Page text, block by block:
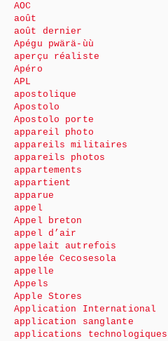
AOC
août
août dernier
Apégu pwärä-ùù
aperçu réaliste
Apéro
APL
apostolique
Apostolo
Apostolo porte
appareil photo
appareils militaires
appareils photos
appartements
appartient
apparue
appel
Appel breton
appel d’air
appelait autrefois
appelée Cecosesola
appelle
Appels
Apple Stores
Application International
application sanglante
applications technologiques